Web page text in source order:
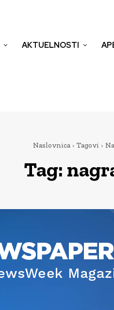
AKTUELNOSTI
Naslovnica Tagovi
Tag: